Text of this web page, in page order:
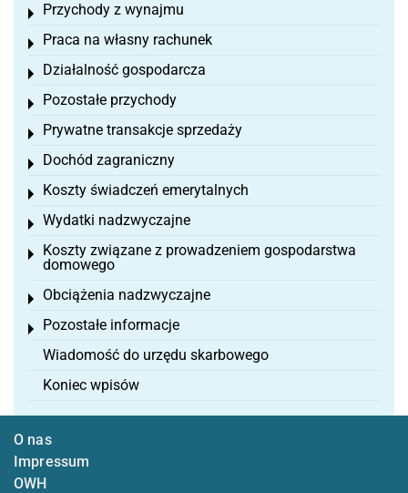
Przychody z wynajmu
Toggle menu
Praca na własny rachunek
Toggle menu
Działalność gospodarcza
Toggle menu
Pozostałe przychody
Toggle menu
Prywatne transakcje sprzedaży
Toggle menu
Dochód zagraniczny
Toggle menu
Koszty świadczeń emerytalnych
Toggle menu
Wydatki nadzwyczajne
Toggle menu
Koszty związane z prowadzeniem gospodarstwa
domowego
Toggle menu
Obciążenia nadzwyczajne
Toggle menu
Pozostałe informacje
Toggle menu
Wiadomość do urzędu skarbowego
Koniec wpisów
O nas
Impressum
OWH